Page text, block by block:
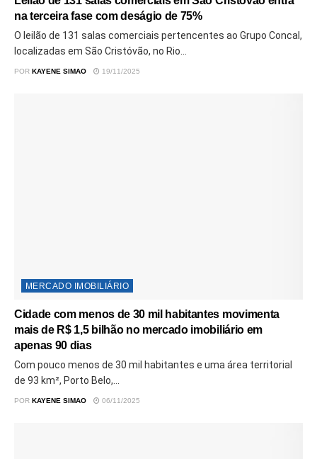
na terceira fase com deságio de 75%
O leilão de 131 salas comerciais pertencentes ao Grupo Concal,
localizadas em São Cristóvão, no Rio...
POR KAYENE SIMAO 19/11/2025
MERCADO IMOBILIÁRIO
Cidade com menos de 30 mil habitantes movimenta
mais de R$ 1,5 bilhão no mercado imobiliário em
apenas 90 dias
Com pouco menos de 30 mil habitantes e uma área territorial
de 93 km², Porto Belo,...
POR KAYENE SIMAO 06/11/2025